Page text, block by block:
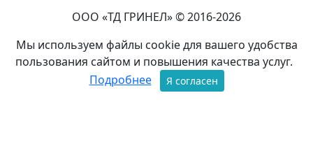
ООО «ТД ГРИНЕЛ» © 2016-2026
Мы используем файлы cookie для вашего удобства
пользования сайтом и повышения качества услуг.
Подробнее
Я согласен